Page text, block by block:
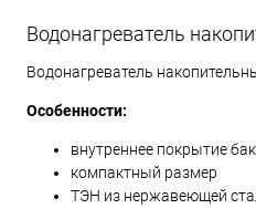
Водонагреватель
Водонагреватель
Особенности:
внутреннее покрытие
компактный размер
ТЭН из нержавеющей